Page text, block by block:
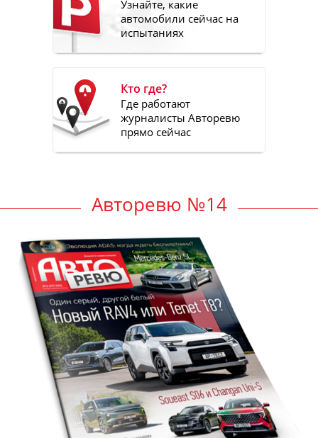
Узнайте, какие
автомобили сейчас на
испытаниях
Кто где?
Где работают
журналисты Авторевю
прямо сейчас
Авторевю №14